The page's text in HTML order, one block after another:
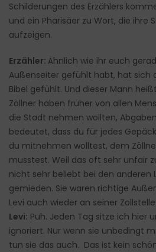
Schilderungen des Erzählers
und ein Pharisäer zu Wort, die ihre
aufzeigen.
Erzähler: Ähnlich wie ihr euch
Außenseiter gefühlt habt, hat sich
Bibel gefühlt. Und dieser Mann
Zöllner haben früher von allen
die Stadt nehmen wollten,
bedeutet, dass du für jedes
du mitnehmen wolltest, dem
musstest. Weil das oft sehr unfair
nicht sehr beliebt bei den anderen
gemieden. Sie waren richtige
Levi auch wieder an seiner Zollstelle.
Levi: Puh. Jeden Tag sitze ich hier
ignoriert. Nur wenn sie unbedingt
tun sie das auch. Das ist kein